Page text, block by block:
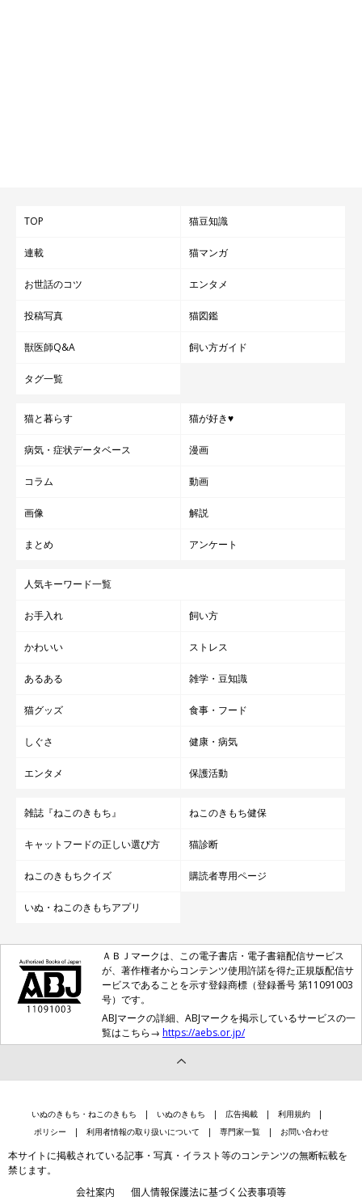
TOP 猫豆知識
連載 猫マンガ
お世話のコツ エンタメ
投稿写真 猫図鑑
獣医師Q&A 飼い方ガイド
タグ一覧
猫と暮らす 猫が好き♥
病気・症状データベース 漫画
コラム 動画
画像 解説
まとめ アンケート
人気キーワード一覧
お手入れ 飼い方
かわいい ストレス
あるある 雑学・豆知識
猫グッズ 食事・フード
しぐさ 健康・病気
エンタメ 保護活動
雑誌『ねこのきもち』 ねこのきもち健保
キャットフードの正しい選び方 猫診断
ねこのきもちクイズ 購読者専用ページ
いぬ・ねこのきもちアプリ
ＡＢＪマークは、この電子書店・電子書籍配信サービス
が、著作権者からコンテンツ使用許諾を得た正規版配信サ
ービスであることを示す登録商標（登録番号 第11091003
号）です。
ABJマークの詳細、ABJマークを掲示しているサービスの一
覧はこちら→ https://aebs.or.jp/
いぬのきもち・ねこのきもち いぬのきもち 広告掲載
利用規約
ポリシー
利用者情報の取り扱いについて 専門家一覧 お問い合わせ
本サイトに掲載されている記事・写真・イラスト等のコンテンツの無断転載を
禁じます。
会社案内 個人情報保護法に基づく公表事項等